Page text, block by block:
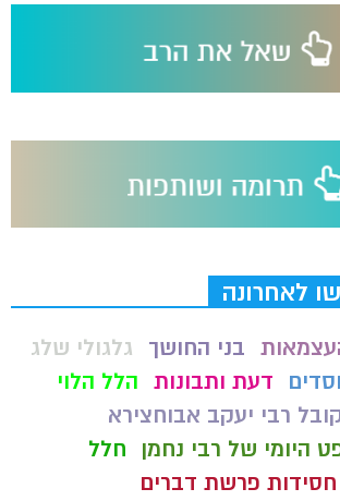
לאחרונה
בני החושך
גלגולי שלג
דעת ותבונות הלל הלוי
רבי יעקב אבוחצירא
היומי של רבי נחמן
חלל
חסידות פרשת דברים